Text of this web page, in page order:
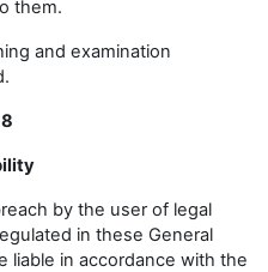
them.
and examination
by the user of legal
in these General
liable in accordance with the